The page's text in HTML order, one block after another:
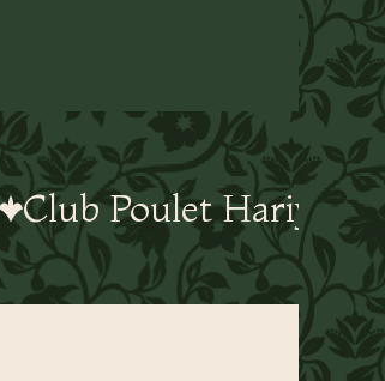
Club Poulet Hariyali